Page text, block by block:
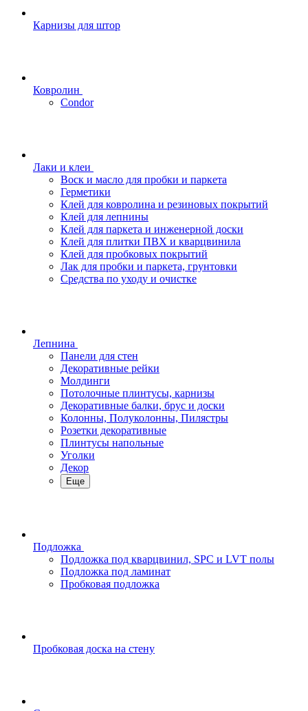
Карнизы для штор
Ковролин
Condor
Лаки и клеи
Воск и масло для пробки и паркета
Герметики
Клей для ковролина и резиновых покрытий
Клей для лепнины
Клей для паркета и инженерной доски
Клей для плитки ПВХ и кварцвинила
Клей для пробковых покрытий
Лак для пробки и паркета, грунтовки
Средства по уходу и очистке
Лепнина
Панели для стен
Декоративные рейки
Молдинги
Потолочные плинтусы, карнизы
Декоративные балки, брус и доски
Колонны, Полуколонны, Пилястры
Розетки декоративные
Плинтусы напольные
Уголки
Декор
Еще
Подложка
Подложка под кварцвинил, SPC и LVT полы
Подложка под ламинат
Пробковая подложка
Пробковая доска на стену